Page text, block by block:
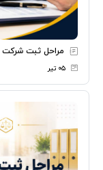
مراحل ثبت
۰۵ تیر